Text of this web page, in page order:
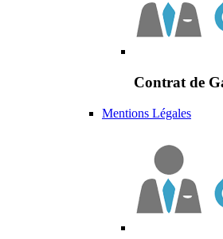
Contrat de
Mentions Légales